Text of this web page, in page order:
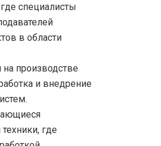
специалисты
в области
производстве
и внедрение
где